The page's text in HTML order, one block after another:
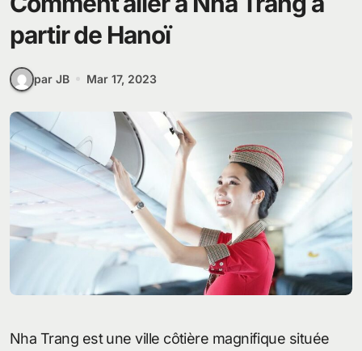
partir de Hanoï
par JB Mar 17, 2023
Nha Trang est une ville côtière magnifique située